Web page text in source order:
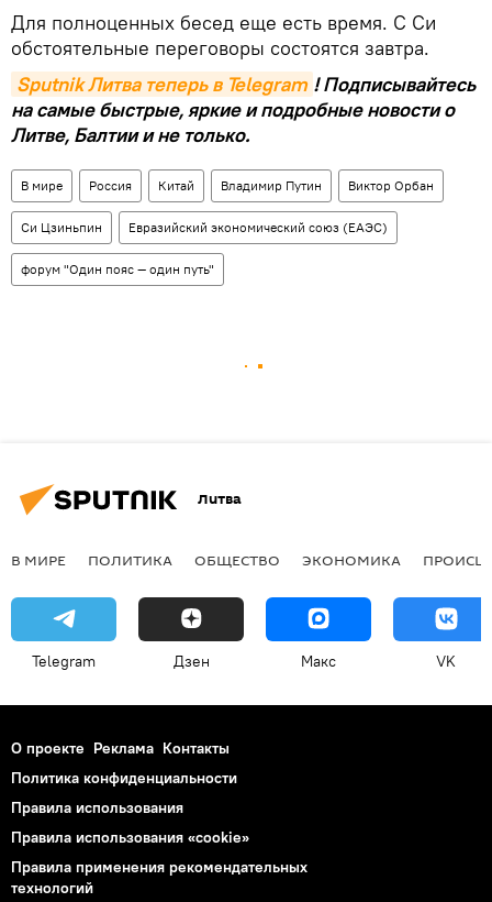
Для полноценных бесед еще есть время. С Си
обстоятельные переговоры состоятся завтра.
Sputnik Литва теперь в Telegram ! Подписывайтесь
на самые быстрые, яркие и подробные новости о
Литве, Балтии и не только.
В мире Россия Китай Владимир Путин Виктор Орбан
Си Цзиньпин Евразийский экономический союз (ЕАЭС)
форум "Один пояс — один путь"
Литва
В МИРЕ ПОЛИТИКА ОБЩЕСТВО ЭКОНОМИКА
Telegram Дзен Макс VK
О проекте Реклама Контакты
Политика конфиденциальности
Правила использования
Правила использования «cookie»
Правила применения рекомендательных
технологий